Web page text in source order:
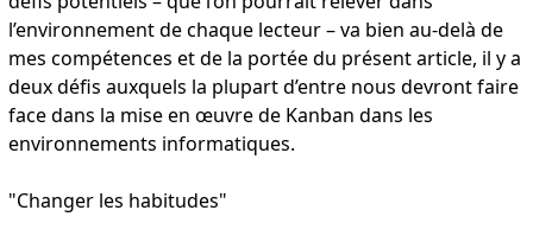
l’environnement de chaque lecteur – va bien au-delà de
mes compétences et de la portée du présent article, il y a
deux défis auxquels la plupart d’entre nous devront faire
face dans la mise en œuvre de Kanban dans les
environnements informatiques.
"Changer les habitudes"